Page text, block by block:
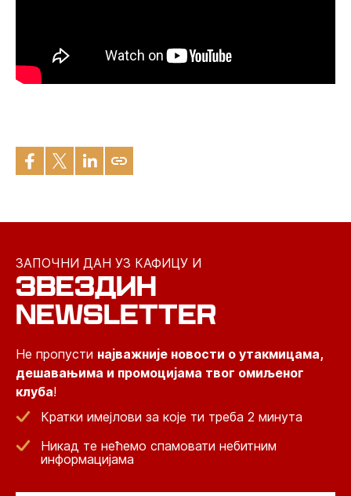
ЗАПОЧНИ ДАН УЗ КАФИЦУ И
ЗВЕЗДИН
NEWSLETTER
Не пропусти најважније новости о утакмицама,
дешавањима и промоцијама твог омиљеног
клуба!
Кратки имејлови за које ти треба 2 минута
Никад те нећемо спамовати небитним
информацијама